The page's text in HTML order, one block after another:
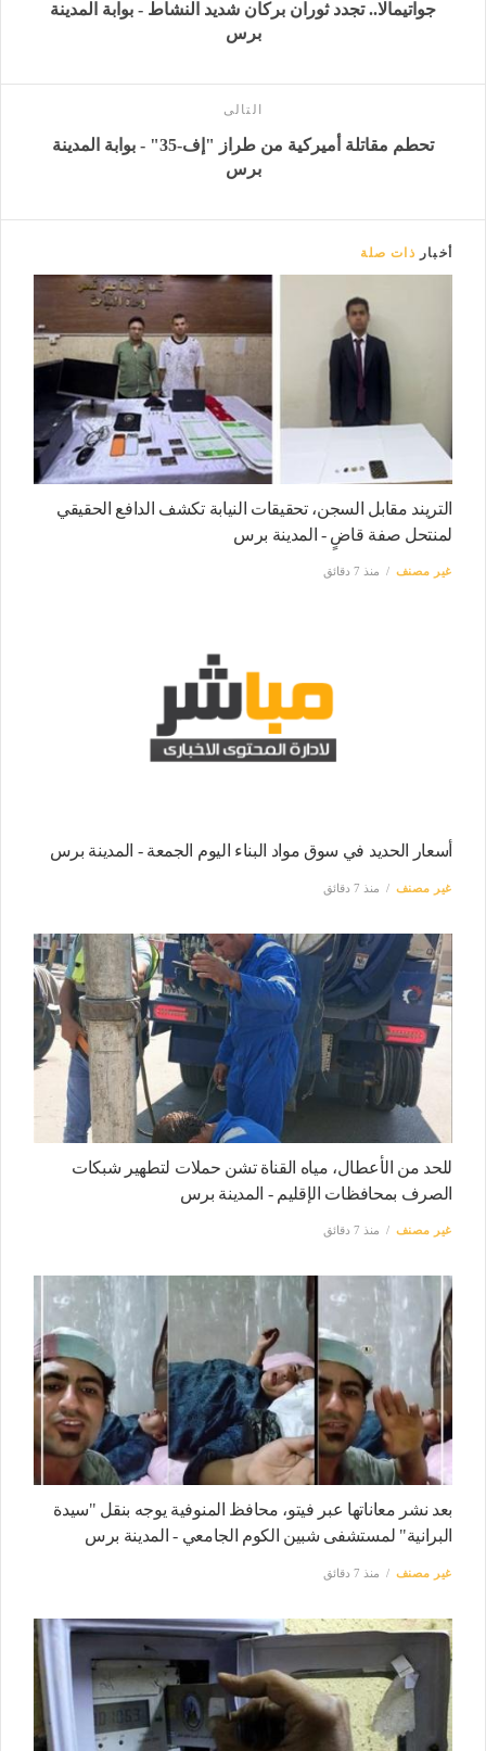
جواتيمالا.. تجدد ثوران بركان شديد النشاط - بوابة المدينة
برس
التالى
تحطم مقاتلة أميركية من طراز "إف-35" - بوابة المدينة
برس
أخبار ذات صلة
التريند مقابل السجن، تحقيقات النيابة تكشف الدافع الحقيقي
لمنتحل صفة قاضٍ - المدينة برس
غير مصنف منذ 7 دقائق
أسعار الحديد في سوق مواد البناء اليوم الجمعة - المدينة برس
غير مصنف منذ 7 دقائق
للحد من الأعطال، مياه القناة تشن حملات لتطهير شبكات
الصرف بمحافظات الإقليم - المدينة برس
غير مصنف منذ 7 دقائق
بعد نشر معاناتها عبر فيتو، محافظ المنوفية يوجه بنقل "سيدة
البرانية" لمستشفى شبين الكوم الجامعي - المدينة برس
غير مصنف منذ 7 دقائق